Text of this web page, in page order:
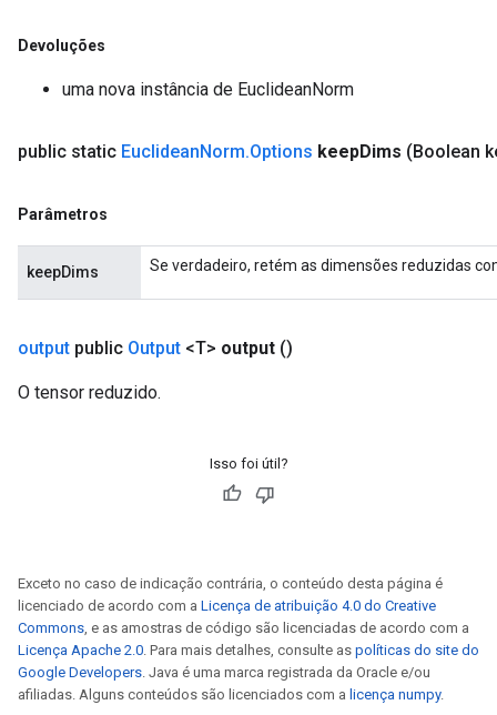
Devoluções
uma nova instância de EuclideanNorm
public static EuclideanNorm.Options keepDims (Boolean
Parâmetros
keepDims Se verdadeiro, retém as dimensões reduzidas
output public Output <T> output ()
O tensor reduzido.
Isso foi útil?
Exceto no caso de indicação contrária, o conteúdo desta página é
licenciado de acordo com a Licença de atribuição 4.0 do Creative
Commons, e as amostras de código são licenciadas de acordo com a
Licença Apache 2.0. Para mais detalhes, consulte as políticas do site do
Google Developers. Java é uma marca registrada da Oracle e/ou
afiliadas. Alguns conteúdos são licenciados com a licença numpy.